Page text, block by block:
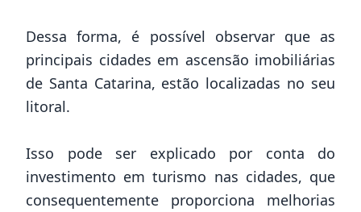
Dessa forma, é possível observar que as
principais cidades em ascensão imobiliárias
de Santa Catarina, estão localizadas no seu
litoral.
Isso pode ser explicado por conta do
investimento em turismo nas cidades, que
consequentemente proporciona melhorias